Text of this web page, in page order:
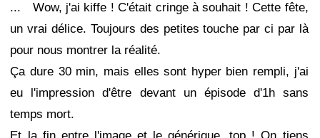
... Wow, j'ai kiffe ! C'était cringe à souhait ! Cette fête,
un vrai délice. Toujours des petites touche par ci par là
pour nous montrer la réalité.
Ça dure 30 min, mais elles sont hyper bien rempli, j'ai
eu l'impression d'être devant un épisode d'1h sans
temps mort.